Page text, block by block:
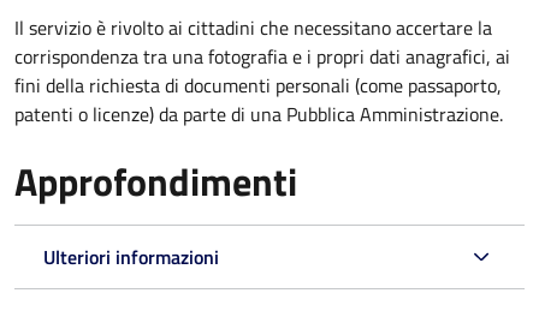
Il servizio è rivolto ai cittadini che necessitano accertare la
corrispondenza tra una fotografia e i propri dati anagrafici, ai
fini della richiesta di documenti personali (come passaporto,
patenti o licenze) da parte di una Pubblica Amministrazione.
Approfondimenti
Ulteriori informazioni